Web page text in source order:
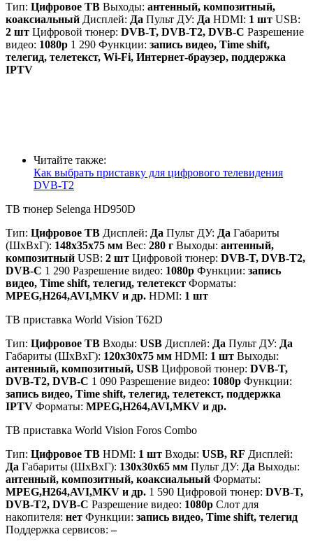
Тип: Цифровое ТВ Выходы: антенный, композитный,
коаксиальный Дисплей: Да Пульт ДУ: Да HDMI: 1 шт USB:
2 шт Цифровой тюнер: DVB-T, DVB-T2, DVB-C Разрешение
видео: 1080p 1 290 Функции: запись видео, Time shift,
телегид, телетекст, Wi-Fi, Интернет-браузер, поддержка
IPTV
Читайте также:
Как выбрать приставку для цифрового телевидения
DVB-T2
ТВ тюнер Selenga HD950D
Тип: Цифровое ТВ Дисплей: Да Пульт ДУ: Да Габариты
(ШхВхГ): 148x35x75 мм Вес: 280 г Выходы: антенный,
композитный USB: 2 шт Цифровой тюнер: DVB-T, DVB-T2,
DVB-C 1 290 Разрешение видео: 1080p Функции: запись
видео, Time shift, телегид, телетекст Форматы:
MPEG,H264,AVI,MKV и др. HDMI: 1 шт
ТВ приставка World Vision T62D
Тип: Цифровое ТВ Входы: USB Дисплей: Да Пульт ДУ: Да
Габариты (ШхВхГ): 120x30x75 мм HDMI: 1 шт Выходы:
антенный, композитный, USB Цифровой тюнер: DVB-T,
DVB-T2, DVB-C 1 090 Разрешение видео: 1080p Функции:
запись видео, Time shift, телегид, телетекст, поддержка
IPTV Форматы: MPEG,H264,AVI,MKV и др.
ТВ приставка World Vision Foros Combo
Тип: Цифровое ТВ HDMI: 1 шт Входы: USB, RF Дисплей:
Да Габариты (ШхВхГ): 130x30x65 мм Пульт ДУ: Да Выходы:
антенный, композитный, коаксиальный Форматы:
MPEG,H264,AVI,MKV и др. 1 590 Цифровой тюнер: DVB-T,
DVB-T2, DVB-C Разрешение видео: 1080p Слот для
накопителя: нет Функции: запись видео, Time shift, телегид
Поддержка сервисов:–